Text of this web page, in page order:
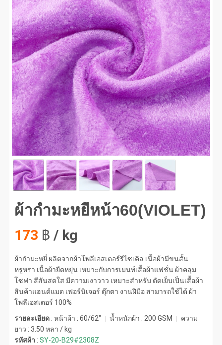
กำมะหยี่หน้า60(VIOLET) #1
ผ้ากำมะหยี่หน้า60(VIOLET)
173 ฿ / kg
ผ้ากำมะหยี่ ผลิตจากผ้าโพลีเอสเตอร์รีไซเคิล เนื้อผ้ามีขนสั้น
หรูหรา เนื้อผ้ายืดหยุ่น เหมาะกับการเมนท์เสื้อผ้าแฟชั่น ผ้าคลุม
โซฟา สีสันสดใส มีความเงาวาว เหมาะสำหรับ ตัดเย็บเป็นเสื้อผ้า
สินค้าแฮนด์แมด เฟอร์นิเจอร์ ตุ๊กตา งานฝีมือ สามารถใช้ได้ ผ้า
โพลีเอสเตอร์ 100%
รายละเอียด : หน้าผ้า : 60/62" น้ำหนักผ้า : 200 GSM
ความ
ยาว : 3.50 หลา / kg
รหัสผ้า :SY-20-B29#2308Z